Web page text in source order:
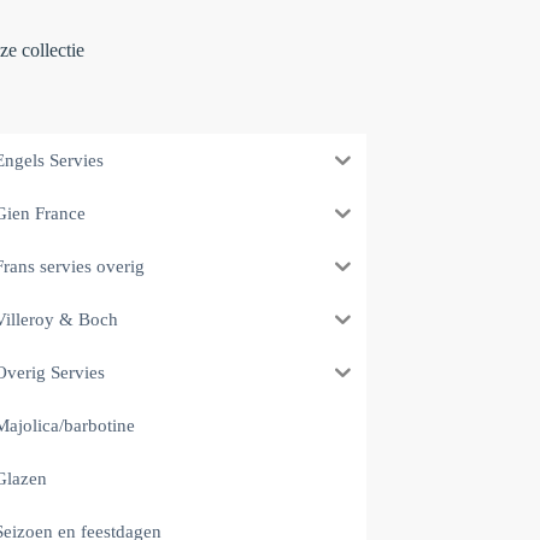
collectie
Servies
France
servies overig
& Boch
Servies
barbotine
en feestdagen